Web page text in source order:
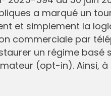
a marqué un
et simplement la
commerciale par
un régime
(opt-in). Ainsi, à